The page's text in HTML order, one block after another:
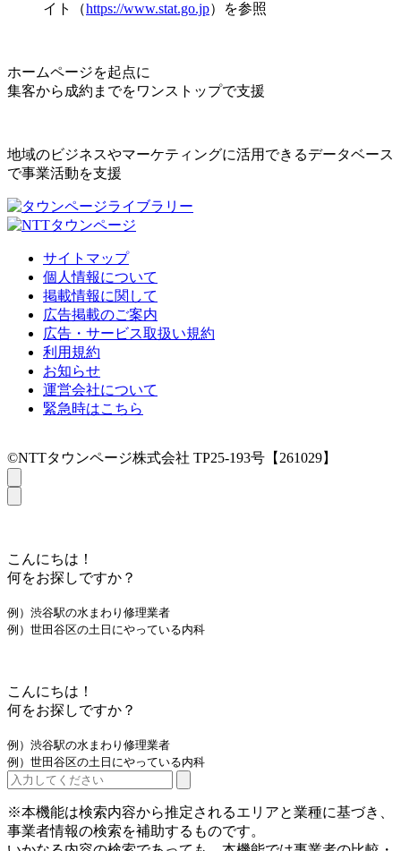
イト（https://www.stat.go.jp）を参照
ホームページを起点に
集客から成約までをワンストップで支援
地域のビジネスやマーケティングに活用できるデータベース
で事業活動を支援
サイトマップ
個人情報について
掲載情報に関して
広告掲載のご案内
広告・サービス取扱い規約
利用規約
お知らせ
運営会社について
緊急時はこちら
©NTTタウンページ株式会社 TP25-193号【261029】
こんにちは！
何をお探しですか？
例）渋谷駅の水まわり修理業者
例）世田谷区の土日にやっている内科
こんにちは！
何をお探しですか？
例）渋谷駅の水まわり修理業者
例）世田谷区の土日にやっている内科
※本機能は検索内容から推定されるエリアと業種に基づき、
事業者情報の検索を補助するものです。